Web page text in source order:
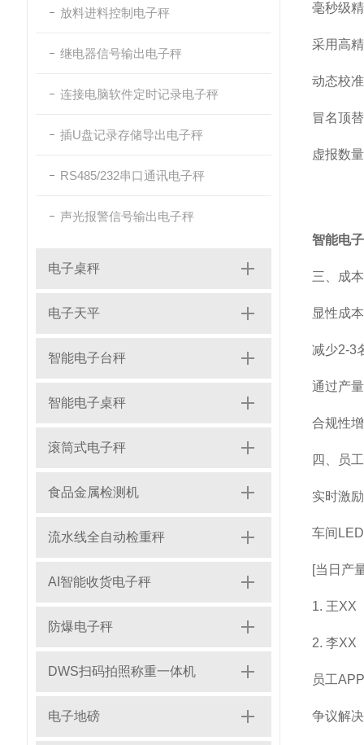
放料进料控制电子秤
继电器信号输出电子秤
连接电脑软件定时记录电子秤
插U盘记录存储导出电子秤
RS485/232串口通讯电子秤
声光报警信号输出电子秤
电子桌秤
电子天平
智能电子台秤
智能电子桌秤
滚筒式电子秤
食品金属检测机
流水线全自动检重秤
AI智能收货电子秤
防爆电子秤
DWS扫码拍照称重一体机
电子地磅
毫秒级
采用高
动态校
冒名顶替
虚报数量
智能电
三、成
显性成
减少2-3
通过产
合规性
四、员
实时激
车间
[当日产
1. 王XX
2. 李XX
员工
争议解